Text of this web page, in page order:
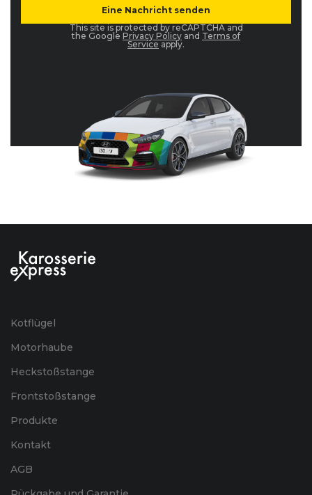
This site is protected by reCAPTCHA and
the Google Privacy Policy and Terms of
Service apply.
Kotflügel
Motorhaube
Heckstoßstange
Frontstoßstange
Produkte
Kontakt
AGB